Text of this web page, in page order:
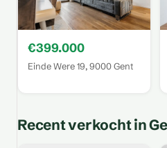
€399.000
Einde Were 19, 9000 Gent
Recent verkocht in